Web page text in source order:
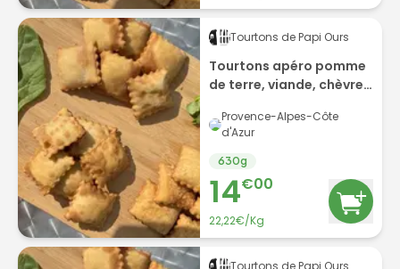
Tourtons de Papi Ours
Tourtons apéro pomme
de terre, viande, chèvre
Provence-Alpes-Côte
d'Azur
630g
14€00
22,22€/Kg
Tourtons de Papi Ours